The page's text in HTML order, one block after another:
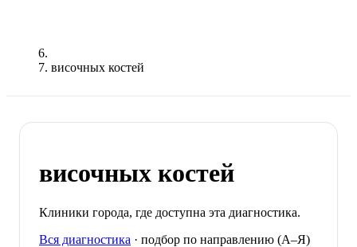
височных костей
височных костей
Клиники города, где доступна эта диагностика.
Вся диагностика · подбор по направлению (A–Я)